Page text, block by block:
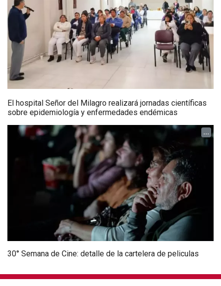
El hospital Señor del Milagro realizará jornadas científicas
sobre epidemiología y enfermedades endémicas
...
30° Semana de Cine: detalle de la cartelera de peliculas